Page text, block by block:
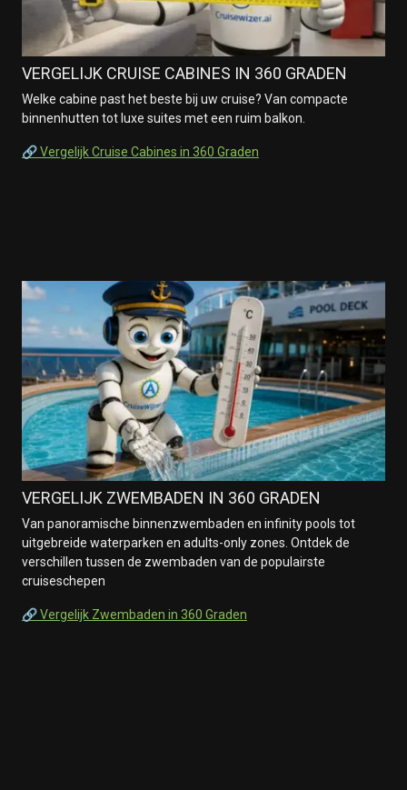
VERGELIJK CRUISE CABINES IN 360 GRADEN
Welke cabine past het beste bij uw cruise? Van compacte
binnenhutten tot luxe suites met een ruim balkon.
🔗 Vergelijk Cruise Cabines in 360 Graden
VERGELIJK ZWEMBADEN IN 360 GRADEN
Van panoramische binnenzwembaden en infinity pools tot
uitgebreide waterparken en adults-only zones. Ontdek de
verschillen tussen de zwembaden van de populairste
cruiseschepen
🔗 Vergelijk Zwembaden in 360 Graden